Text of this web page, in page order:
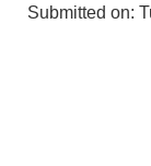
Submitted on: